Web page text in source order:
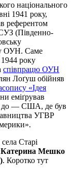
національного
1941 року,
референтом
(Південно-
ОУН. Саме
року
співпрацю ОУН
Лоґуш обійняв
«Ідея
еміґрував
до — США, де був
УГВР
Старі
Катерина Мешко
. Коротко тут